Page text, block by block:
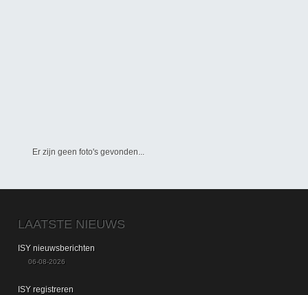
Er zijn geen foto's gevonden...
LAATSTE NIEUWS
ISY nieuwsberichten
06-08-2026
ISY registreren